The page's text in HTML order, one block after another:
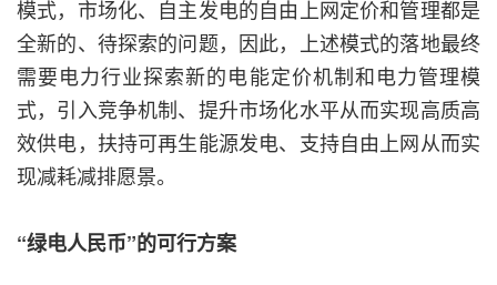
模式，市场化、自主发电的自由上网定价和管理都是
全新的、待探索的问题，因此，上述模式的落地最终
需要电力行业探索新的电能定价机制和电力管理模
式，引入竞争机制、提升市场化水平从而实现高质高
效供电，扶持可再生能源发电、支持自由上网从而实
现减耗减排愿景。
“绿电人民币”的可行方案